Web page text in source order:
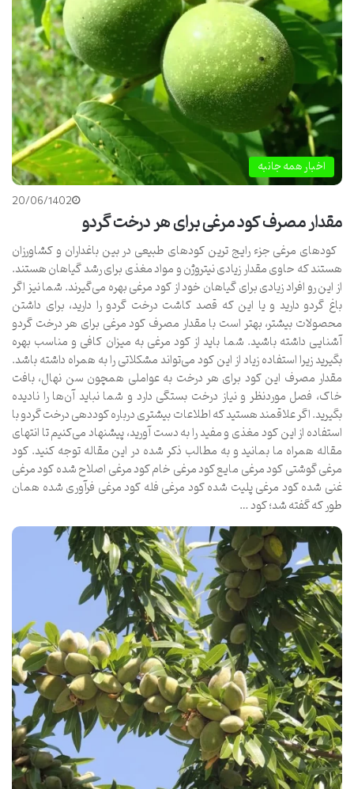
اخبار همه جانبه
20/06/1402
مقدار مصرف کود مرغی برای هر درخت گردو
کودهای مرغی جزء رایج‌ ترین کودهای طبیعی در بین باغداران و کشاورزان
هستند که حاوی مقدار زیادی نیتروژن و مواد مغذی برای رشد گیاهان هستند.
از این‌ رو افراد زیادی برای گیاهان خود از کود مرغی بهره می‌گیرند. شما نیز اگر
باغ گردو دارید و یا این که قصد کاشت درخت گردو را دارید، برای داشتن
محصولات بیشتر، بهتر است با مقدار مصرف کود مرغی برای هر درخت گردو
آشنایی داشته باشید. شما باید از کود مرغی به میزان کافی و مناسب بهره
بگیرید زیرا استفاده‌ زیاد از این کود می‌تواند مشکلاتی را به‌ همراه داشته باشد.
مقدار مصرف این کود برای هر درخت به عواملی همچون سن نهال، بافت
خاک، فصل موردنظر و نیاز درخت بستگی دارد و شما نباید آن‌ها را نادیده
بگیرید. اگر علاقمند هستید که اطلاعات بیشتری درباره کوددهی درخت گردو با
استفاده از این کود مغذی و مفید را به دست آورید، پیشنهاد می‌کنیم تا انتهای
مقاله همراه ما بمانید و به مطالب ذکر شده در این مقاله توجه کنید. کود
مرغی گوشتی کود مرغی مایع کود مرغی خام کود مرغی اصلاح‌ شده کود مرغی
غنی شده کود مرغی پلیت شده کود مرغی فله کود مرغی فرآوری شده همان
طور که گفته شد؛ کود …